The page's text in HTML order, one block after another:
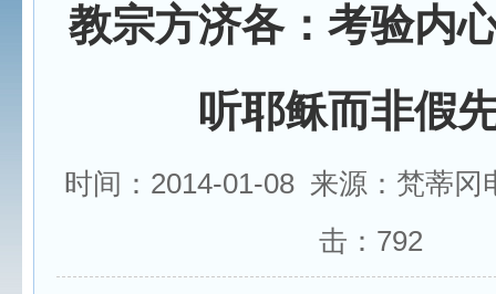
教宗方济各：考验内
听耶稣而非假
时间：2014-01-08 来源：梵蒂
击： 792